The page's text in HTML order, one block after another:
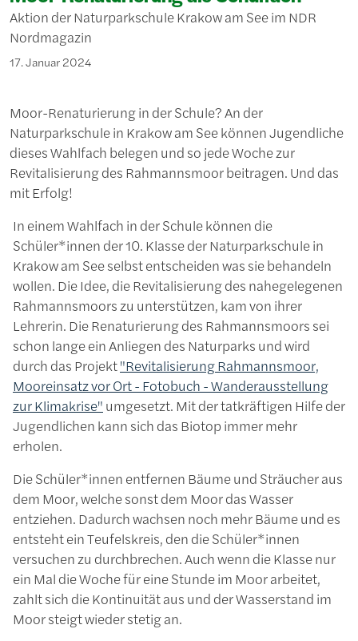
Aktion der Naturparkschule Krakow am See im NDR
Nordmagazin
17. Januar 2024
Moor-Renaturierung in der Schule? An der
Naturparkschule in Krakow am See können Jugendliche
dieses Wahlfach belegen und so jede Woche zur
Revitalisierung des Rahmannsmoor beitragen. Und das
mit Erfolg!
In einem Wahlfach in der Schule können die
Schüler*innen der 10. Klasse der Naturparkschule in
Krakow am See selbst entscheiden was sie behandeln
wollen. Die Idee, die Revitalisierung des nahegelegenen
Rahmannsmoors zu unterstützen, kam von ihrer
Lehrerin. Die Renaturierung des Rahmannsmoors sei
schon lange ein Anliegen des Naturparks und wird
durch das Projekt"Revitalisierung Rahmannsmoor,
Mooreinsatz vor Ort - Fotobuch - Wanderausstellung
zur Klimakrise" umgesetzt. Mit der tatkräftigen Hilfe der
Jugendlichen kann sich das Biotop immer mehr
erholen.
Die Schüler*innen entfernen Bäume und Sträucher aus
dem Moor, welche sonst dem Moor das Wasser
entziehen. Dadurch wachsen noch mehr Bäume und es
entsteht ein Teufelskreis, den die Schüler*innen
versuchen zu durchbrechen. Auch wenn die Klasse nur
ein Mal die Woche für eine Stunde im Moor arbeitet,
zahlt sich die Kontinuität aus und der Wasserstand im
Moor steigt wieder stetig an.